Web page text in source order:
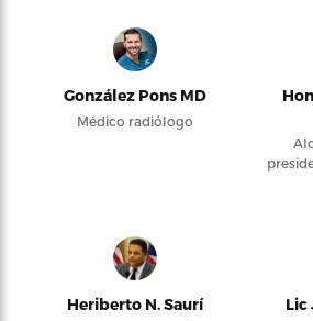
González Pons MD
Médico radiólogo
Heriberto N. Saurí Lic